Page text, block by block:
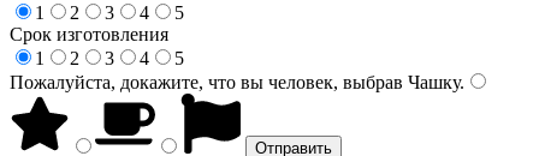
1
2 3 4
5
Срок изготовления
1
2 3 4
5
Пожалуйста, докажите, что вы человек, выбрав Чашку.